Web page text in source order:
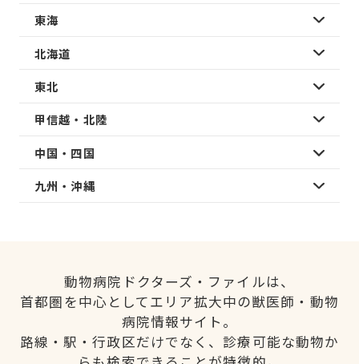
東海
北海道
東北
甲信越・北陸
中国・四国
九州・沖縄
動物病院ドクターズ・ファイルは、
首都圏を中心としてエリア拡大中の獣医師・動物
病院情報サイト。
路線・駅・行政区だけでなく、診療可能な動物か